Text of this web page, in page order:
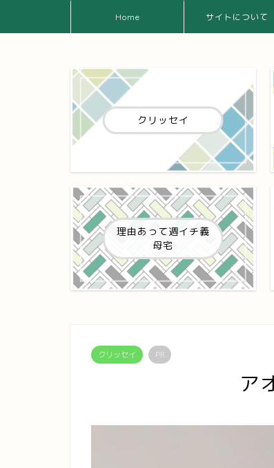
Home サイトについて
クリッセイ
理由あって週イチ義
母宅
クリッセイ PR
ア